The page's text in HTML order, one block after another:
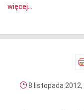
więcej...
8 listopada 2012,